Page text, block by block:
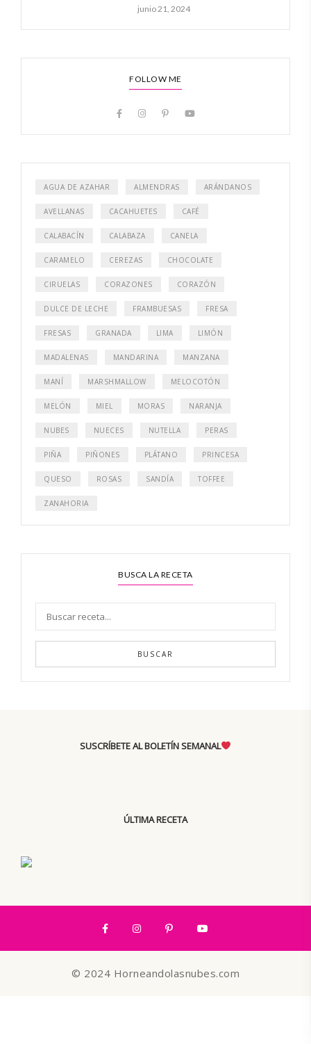
junio 21, 2024
FOLLOW ME
AGUA DE AZAHAR ALMENDRAS ARÁNDANOS
AVELLANAS CACAHUETES CAFÉ
CALABACÍN CALABAZA CANELA
CARAMELO CEREZAS CHOCOLATE
CIRUELAS CORAZONES CORAZÓN
DULCE DE LECHE FRAMBUESAS FRESA
FRESAS GRANADA LIMA LIMÓN
MADALENAS MANDARINA MANZANA
MANÍ MARSHMALLOW MELOCOTÓN
MELÓN MIEL MORAS NARANJA
NUBES NUECES NUTELLA PERAS
PIÑA PIÑONES PLÁTANO PRINCESA
QUESO ROSAS SANDÍA TOFFEE
ZANAHORIA
BUSCA LA RECETA
BUSCAR
SUSCRÍBETE AL BOLETÍN SEMANAL
ÚLTIMA RECETA
© 2024 Horneandolasnubes.com